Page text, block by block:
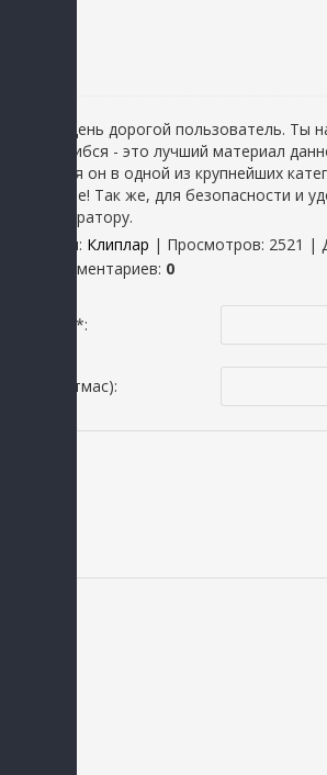
Добрый день дорогой пользователь. Ты
ты не ошибся - это лучший материал
находится он в одной из крупнейших
материале! Так же, для безопасности и
администратору.
Категория: Клиплар | Просмотров: 2521 |
Всего комментариев: 0
Исмингиз *:
Email(шартмас):